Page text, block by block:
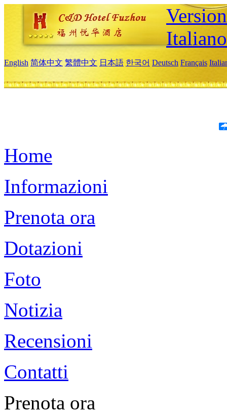
Italiano
English 简体中文 繁體中文 日本語 한국어 Deutsch Français
Home
Informazioni
Prenota ora
Dotazioni
Foto
Notizia
Recensioni
Contatti
Prenota ora